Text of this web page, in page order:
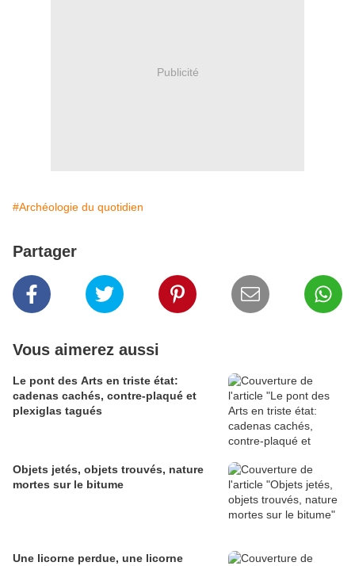
Publicité
#Archéologie du quotidien
Partager
Vous aimerez aussi
Le pont des Arts en triste état:
cadenas cachés, contre-plaqué et
plexiglas tagués
Objets jetés, objets trouvés, nature
mortes sur le bitume
Une licorne perdue, une licorne